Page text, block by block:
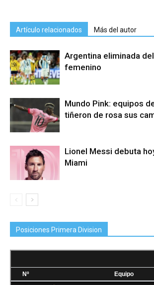
Artículo relacionados Más del autor
Argentina eliminada
femenino
Mundo Pink: equipos
tiñeron de rosa sus
Lionel Messi debuta
Miami
Posiciones Primera Division